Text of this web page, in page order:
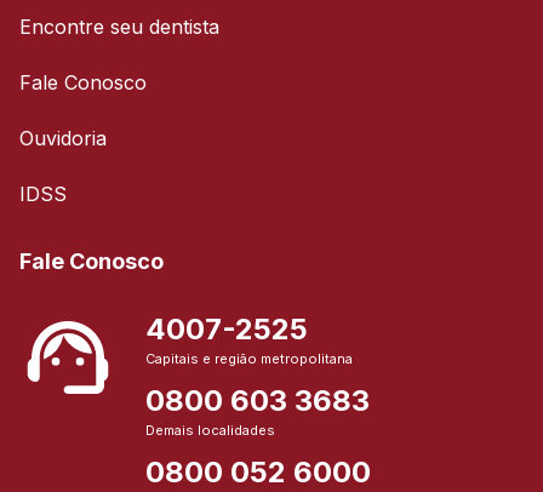
Encontre seu dentista
Fale Conosco
Ouvidoria
IDSS
Fale Conosco
4007-2525
Capitais e região metropolitana
0800 603 3683
Demais localidades
0800 052 6000